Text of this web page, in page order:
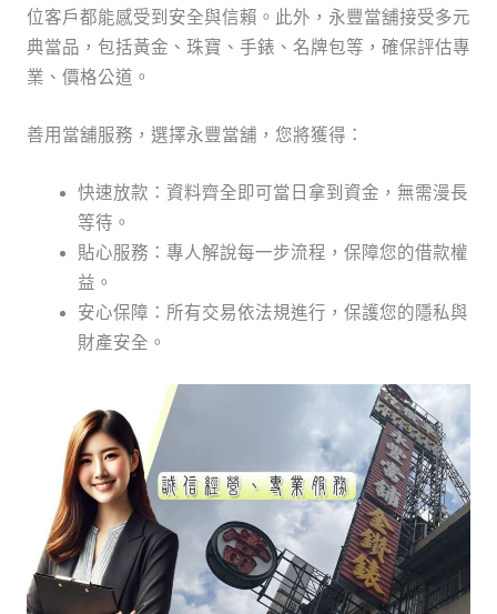
位客戶都能感受到安全與信賴。此外，永豐當舖接受多元
典當品，包括黃金、珠寶、手錶、名牌包等，確保評估專
業、價格公道。
善用當舖服務，選擇永豐當舖，您將獲得：
快速放款：資料齊全即可當日拿到資金，無需漫長
等待。
貼心服務：專人解說每一步流程，保障您的借款權
益。
安心保障：所有交易依法規進行，保護您的隱私與
財產安全。